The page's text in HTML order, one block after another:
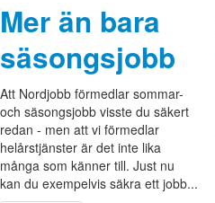
Mer än bara
säsongsjobb
Att Nordjobb förmedlar sommar-
och säsongsjobb visste du säkert
redan - men att vi förmedlar
helårstjänster är det inte lika
många som känner till. Just nu
kan du exempelvis säkra ett jobb...